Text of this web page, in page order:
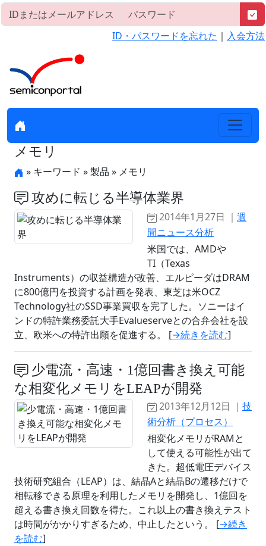
ID・パスワードを忘れた ｜ 入会方法
メモリ
» キーワード » 製品 » メモリ
攻めに転じる半導体業界
2014年1月27日 ｜ 週
間ニュース分析
米国では、AMDや
TI（Texas
Instruments）の収益構造が改善、エルピーダはDRAM
に800億円を投資する計画を発表、東芝は米OCZ
Technology社のSSD事業買収を完了した。ソニーはイ
ンドの特許業務委託大手Evalueserveとの合弁会社を設
立、欧米への特許出願を促進する。 [→続きを読む]
少電流・高速・1億回書き換え可能
な相変化メモリをLEAPが開発
2013年12月12日 ｜ 技
術分析（プロセス）
相変化メモリがRAMと
して使える可能性が出て
きた。超低電圧デバイス
技術研究組合（LEAP）は、結晶Aと結晶Bの遷移だけで
相転移できる原理を利用したメモリを開発し、1億回を
超える書き換え回数を得た。これ以上の書き換えテスト
は時間がかかりすぎるため、中止したという。 [→続き
を読む]